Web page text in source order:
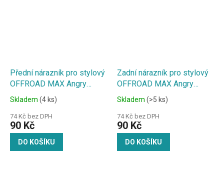
Přední nárazník pro stylový
OFFROAD MAX Angry
Beast 1:18
Skladem (4 ks)
74 Kč bez DPH
90 Kč
DO KOŠÍKU
Zadní nárazník pro stylový
OFFROAD MAX Angry
Beast 1:18
Skladem (>5 ks)
74 Kč bez DPH
90 Kč
DO KOŠÍKU